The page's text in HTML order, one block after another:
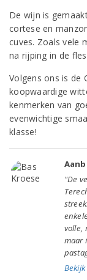
De wijn is
cortese en
cuves. Zoals vele
na rijping in de
Volgens ons is de
koopwaardige
kenmerken van
evenwichtige
klasse!
"De
volle,
maar